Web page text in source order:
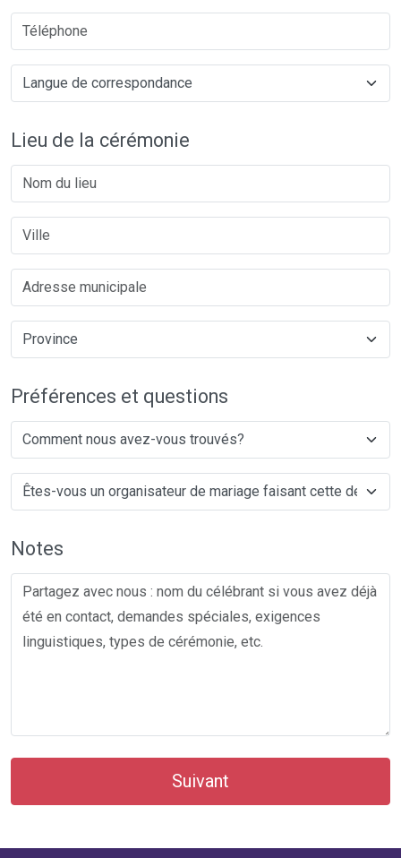
Lieu de la cérémonie
Préférences et questions
Notes
Suivant